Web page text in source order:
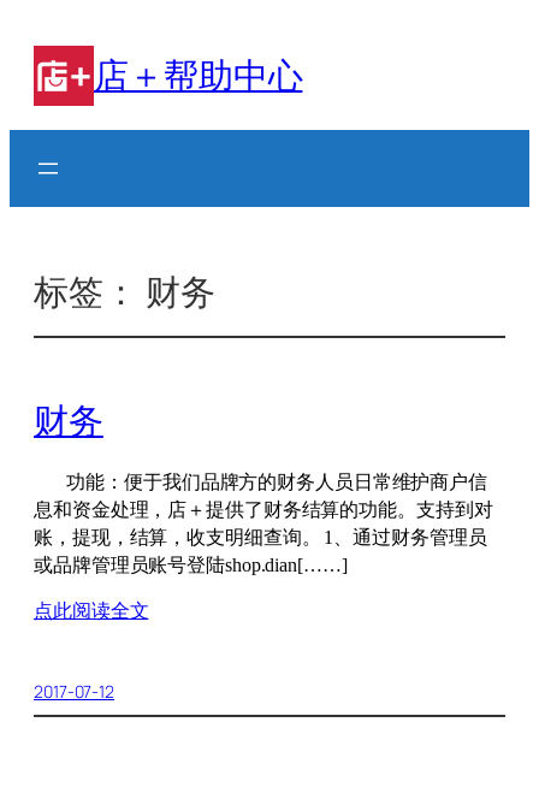
店＋帮助中心
标签： 财务
财务
功能：便于我们品牌方的财务人员日常维护商户信
息和资金处理，店＋提供了财务结算的功能。支持到对
账，提现，结算，收支明细查询。
1、通过财务管理员
或品牌管理员账号登陆shop.dian[……]
点此阅读全文
2017-07-12